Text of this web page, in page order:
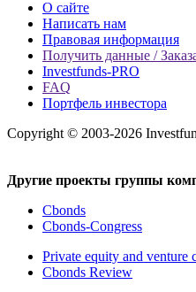
О сайте
Написать нам
Правовая информация
Получить данные /
Investfunds-PRO
FAQ
Портфель инвестора
Copyright © 2003-2026
Другие проекты группы
Cbonds
Cbonds-Congress
Private equity and venture
Cbonds Review